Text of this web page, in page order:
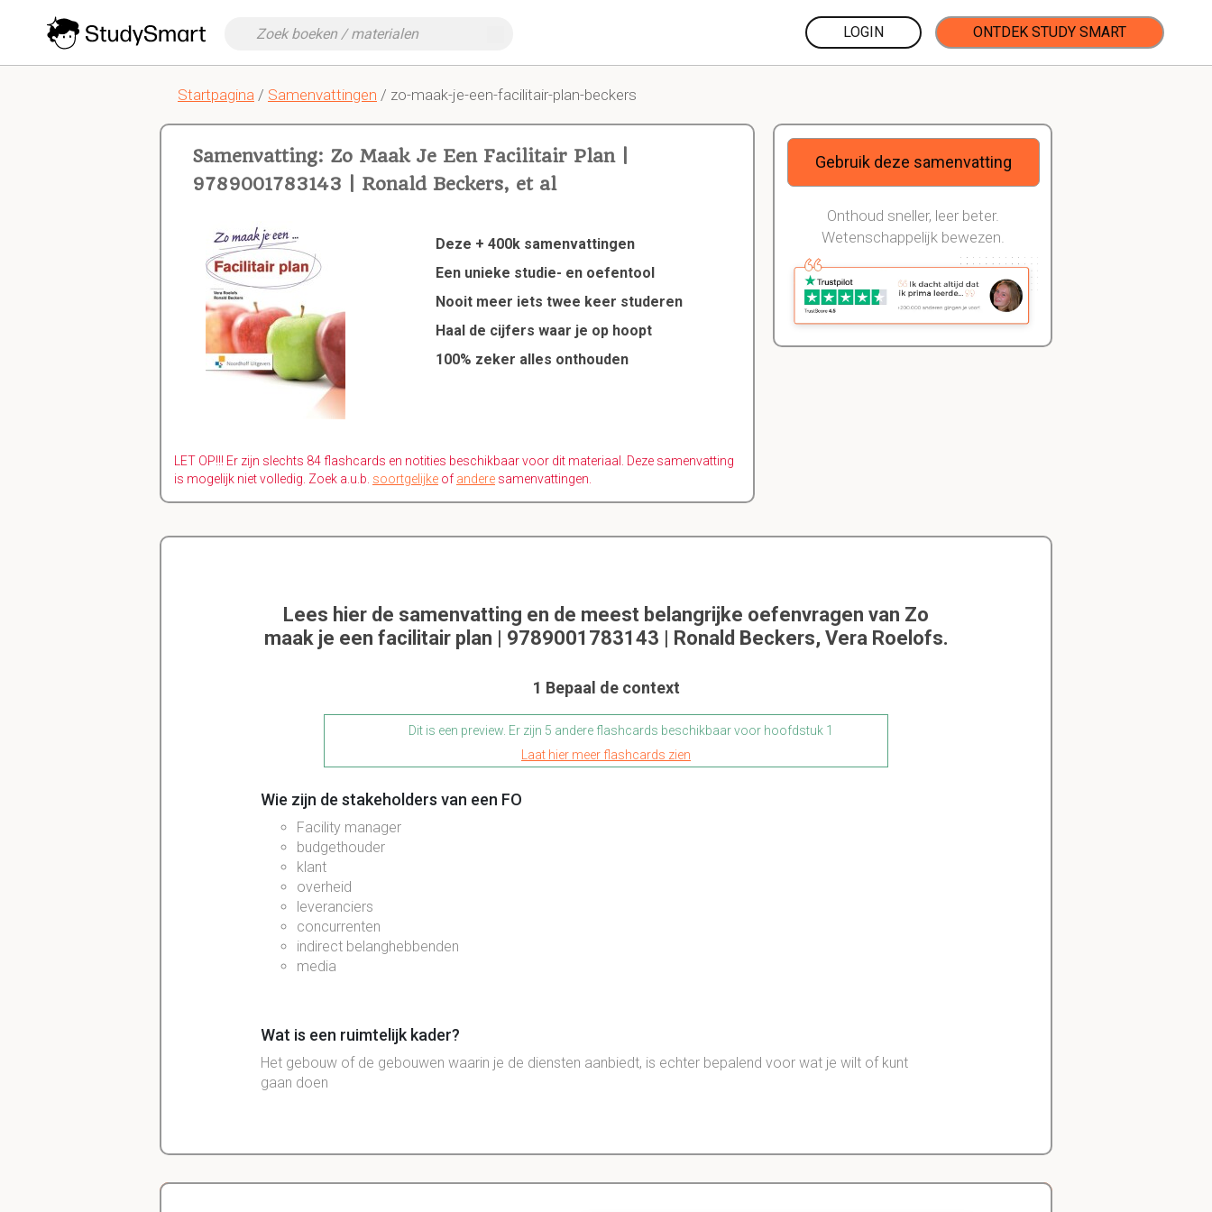
LOGIN ONTDEK STUDY SMART
Startpagina / Samenvattingen / zo-maak-je-een-facilitair-plan-beckers
Samenvatting: Zo Maak Je Een Facilitair Plan |
9789001783143 | Ronald Beckers, et al
Deze + 400k samenvattingen
Een unieke studie- en oefentool
Nooit meer iets twee keer studeren
Haal de cijfers waar je op hoopt
100% zeker alles onthouden
LET OP!!! Er zijn slechts 84 flashcards en notities beschikbaar voor dit materiaal. Deze samenvatting
is mogelijk niet volledig. Zoek a.u.b. soortgelijke of andere samenvattingen.
Gebruik deze samenvatting
Onthoud sneller, leer beter.
Wetenschappelijk bewezen.
Lees hier de samenvatting en de meest belangrijke oefenvragen van Zo
maak je een facilitair plan | 9789001783143 | Ronald Beckers, Vera Roelofs.
1 Bepaal de context
Dit is een preview. Er zijn 5 andere flashcards beschikbaar voor hoofdstuk 1
Laat hier meer flashcards zien
Wie zijn de stakeholders van een FO
Facility manager
budgethouder
klant
overheid
leveranciers
concurrenten
indirect belanghebbenden
media
Wat is een ruimtelijk kader?
Het gebouw of de gebouwen waarin je de diensten aanbiedt, is echter bepalend voor wat je wilt of kunt
gaan doen
Welke niveaus zijn er in ruimtelijke kader?
locatie